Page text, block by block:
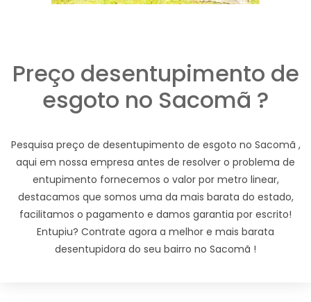
Preço desentupimento de
esgoto no Sacomã ?
Pesquisa preço de desentupimento de esgoto no Sacomã ,
aqui em nossa empresa antes de resolver o problema de
entupimento fornecemos o valor por metro linear,
destacamos que somos uma da mais barata do estado,
facilitamos o pagamento e damos garantia por escrito!
Entupiu? Contrate agora a melhor e mais barata
desentupidora do seu bairro no Sacomã !